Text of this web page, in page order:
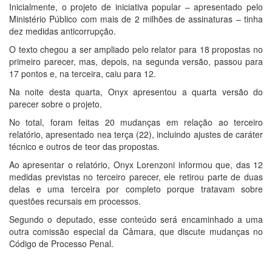
Inicialmente, o projeto de iniciativa popular – apresentado pelo
Ministério Público com mais de 2 milhões de assinaturas – tinha
dez medidas anticorrupção.
O texto chegou a ser ampliado pelo relator para 18 propostas no
primeiro parecer, mas, depois, na segunda versão, passou para
17 pontos e, na terceira, caiu para 12.
Na noite desta quarta, Onyx apresentou a quarta versão do
parecer sobre o projeto.
No total, foram feitas 20 mudanças em relação ao terceiro
relatório, apresentado nea terça (22), incluindo ajustes de caráter
técnico e outros de teor das propostas.
Ao apresentar o relatório, Onyx Lorenzoni informou que, das 12
medidas previstas no terceiro parecer, ele retirou parte de duas
delas e uma terceira por completo porque tratavam sobre
questões recursais em processos.
Segundo o deputado, esse conteúdo será encaminhado a uma
outra comissão especial da Câmara, que discute mudanças no
Código de Processo Penal.